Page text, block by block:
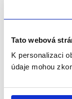
Tato webová
K personalizaci
údaje mohou